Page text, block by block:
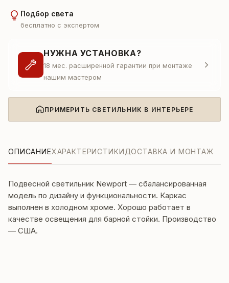
Подбор света
бесплатно с экспертом
НУЖНА УСТАНОВКА?
18 мес. расширенной гарантии при монтаже
нашим мастером
ПРИМЕРИТЬ СВЕТИЛЬНИК В ИНТЕРЬЕРЕ
ОПИСАНИЕХАРАКТЕРИСТИКИДОСТАВКА И МОНТАЖ
Подвесной светильник Newport — сбалансированная
модель по дизайну и функциональности. Каркас
выполнен в холодном хроме. Хорошо работает в
качестве освещения для барной стойки. Производство
— США.